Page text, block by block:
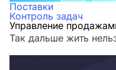
Поставки
Контроль задач
Управление
Так дальше жить